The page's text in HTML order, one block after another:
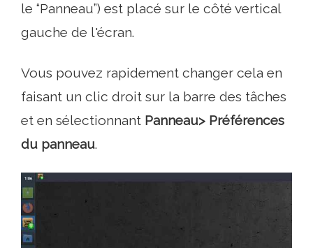
le “Panneau”) est placé sur le côté vertical
gauche de l'écran.
Vous pouvez rapidement changer cela en
faisant un clic droit sur la barre des tâches
et en sélectionnant Panneau> Préférences
du panneau.